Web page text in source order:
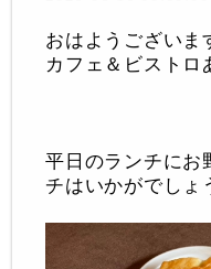
おはようございま
カフェ＆ビストロ
平日のランチにお
チはいかがでしょ